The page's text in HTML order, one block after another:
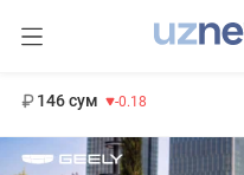
146 сум -0.18